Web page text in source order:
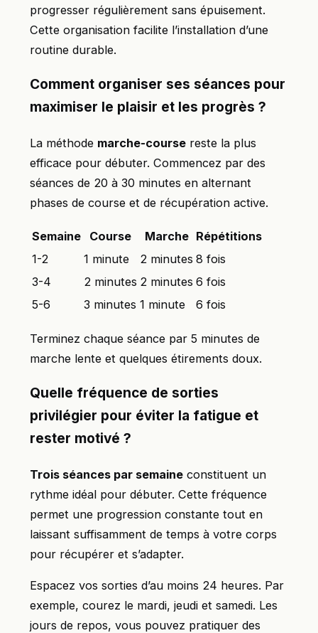
progresser régulièrement sans épuisement.
Cette organisation facilite l’installation d’une
routine durable.
Comment organiser ses séances pour
maximiser le plaisir et les progrès ?
La méthode marche-course reste la plus
efficace pour débuter. Commencez par des
séances de 20 à 30 minutes en alternant
phases de course et de récupération active.
Semaine Course Marche Répétitions
1-2
1 minute 2 minutes 8 fois
3-4
2 minutes 2 minutes 6 fois
5-6
3 minutes 1 minute 6 fois
Terminez chaque séance par 5 minutes de
marche lente et quelques étirements doux.
Quelle fréquence de sorties
privilégier pour éviter la fatigue et
rester motivé ?
Trois séances par semaine constituent un
rythme idéal pour débuter. Cette fréquence
permet une progression constante tout en
laissant suffisamment de temps à votre corps
pour récupérer et s’adapter.
Espacez vos sorties d’au moins 24 heures. Par
exemple, courez le mardi, jeudi et samedi. Les
jours de repos, vous pouvez pratiquer des